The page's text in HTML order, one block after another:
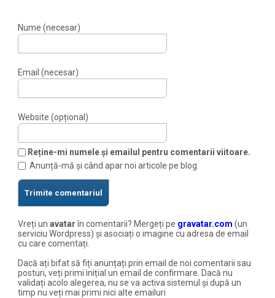
Nume (necesar)
Email (necesar)
Website (opțional)
Reține-mi numele și emailul pentru comentarii viitoare.
Anunță-mă și când apar noi articole pe blog.
Vreți unavatarîn comentarii? Mergeți pe gravatar.com (un
serviciu Wordpress) și asociați o imagine cu adresa de email
cu care comentați.
Dacă ați bifat să fiți anunțați prin email de noi comentarii sau
posturi, veți primi inițial un email de confirmare. Dacă nu
validați acolo alegerea, nu se va activa sistemul și după un
timp nu veți mai primi nici alte emailuri